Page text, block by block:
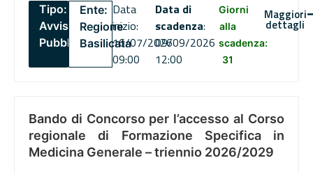
Tipo:
Avviso
Pubblico
Ente:
Regione
Basilicata
Data
inizio:
16/07/2026
09:00
Data di
scadenza:
09/09/2026
12:00
Giorni
alla
scadenza:
31
Maggiori
dettagli
Bando di Concorso per l’accesso al Corso
regionale di Formazione Specifica in
Medicina Generale – triennio 2026/2029